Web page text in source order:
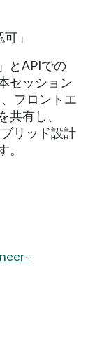
」
とAPIでの
セッション
フロントエ
共有し、
リッド設計
。